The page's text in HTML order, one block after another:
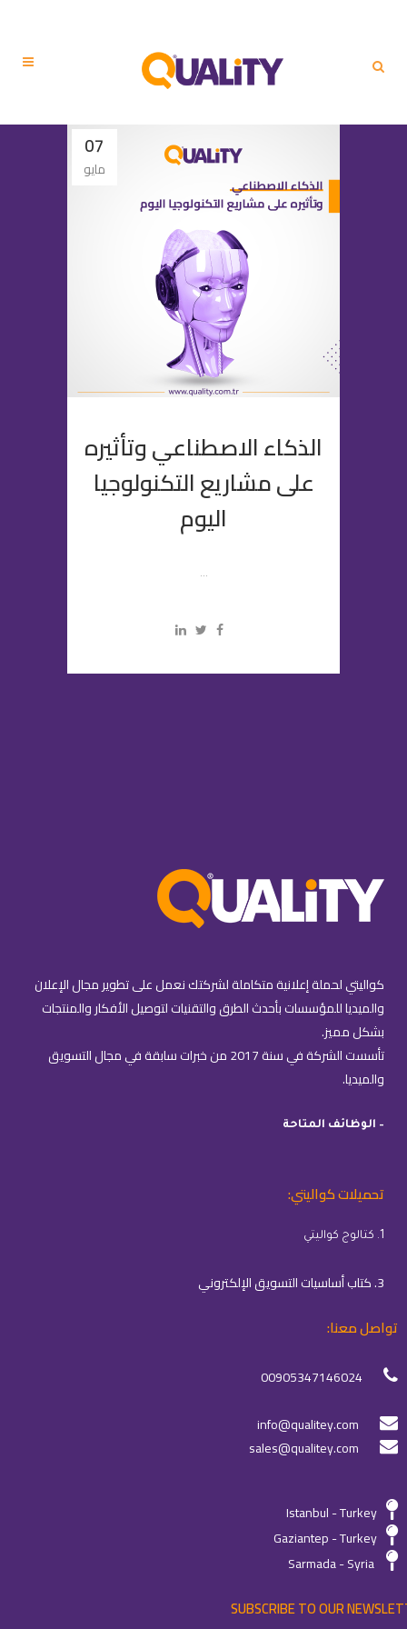
07
مايو
الذكاء الاصطناعي وتأثيره
على مشاريع التكنولوجيا
اليوم
...
كواليتي لحملة إعلانية متكاملة لشركتك نعمل على تطوير مجال الإعلان
والميديا للمؤسسات بأحدث الطرق والتقنيات لتوصيل الأفكار والمنتجات
بشكل مميز.
تأسست الشركة في سنة 2017 من خبرات سابقة في مجال التسويق
والميديا.
– الوظائف المتاحة
تحميلات كواليتي:
1. كتالوج كواليتي
3. كتاب أساسيات التسويق الإلكتروني
تواصل معنا:
00905347146024
info@qualitey.com
sales@qualitey.com
Istanbul - Turkey
Gaziantep - Turkey
Sarmada - Syria
SUBSCRIBE TO OUR